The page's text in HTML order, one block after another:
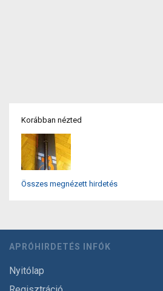
Korábban nézted
Összes megnézett hirdetés
APRÓHIRDETÉS INFÓK
Nyitólap